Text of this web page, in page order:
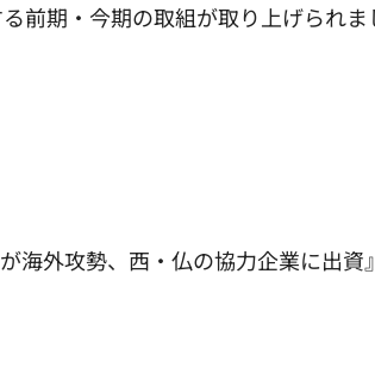
前期・今期の取組が取り上げられま
海外攻勢、西・仏の協力企業に出資』